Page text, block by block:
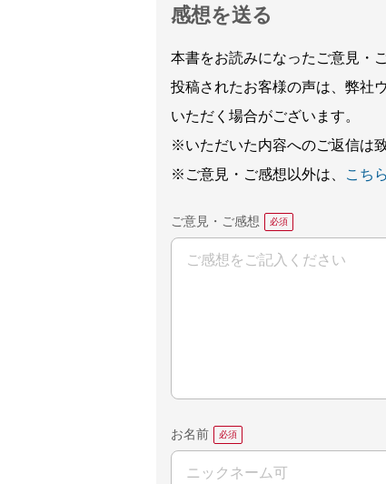
感想を送る
本書をお読みになったご意見・
投稿されたお客様の声は、弊社
いただく場合がございます。
※いただいた内容へのご返信は
※ご意見・ご感想以外は、
こちら
ご意見・ご感想
お名前